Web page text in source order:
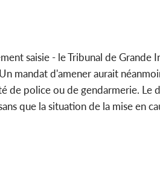
saisie - le Tribunal de Grande
mandat d'amener aurait
de police ou de gendarmerie. Le
que la situation de la mise en